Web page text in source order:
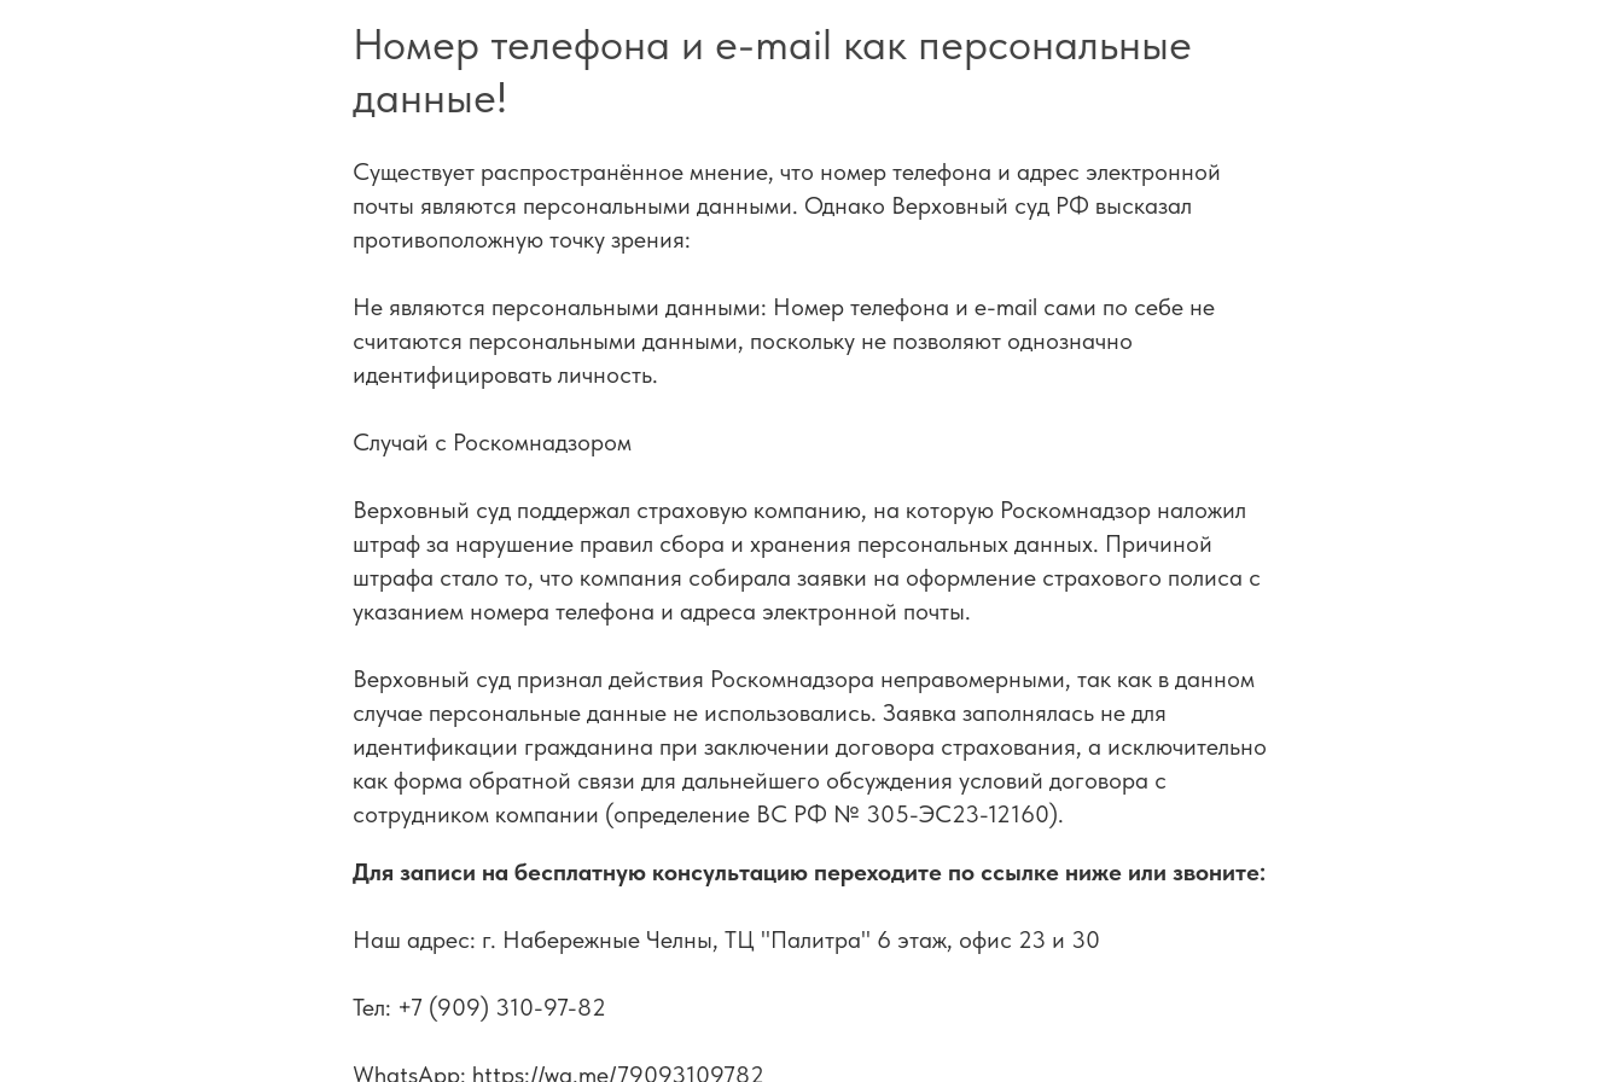
Номер телефона и e-mail как персональные
данные!
Существует распространённое мнение, что номер телефона и адрес электронной
почты являются персональными данными. Однако Верховный суд РФ высказал
противоположную точку зрения:
Не являются персональными данными: Номер телефона и e-mail сами по себе не
считаются персональными данными, поскольку не позволяют однозначно
идентифицировать личность.
Случай с Роскомнадзором
Верховный суд поддержал страховую компанию, на которую Роскомнадзор наложил
штраф за нарушение правил сбора и хранения персональных данных. Причиной
штрафа стало то, что компания собирала заявки на оформление страхового полиса с
указанием номера телефона и адреса электронной почты.
Верховный суд признал действия Роскомнадзора неправомерными, так как в данном
случае персональные данные не использовались. Заявка заполнялась не для
идентификации гражданина при заключении договора страхования, а исключительно
как форма обратной связи для дальнейшего обсуждения условий договора с
сотрудником компании (определение ВС РФ № 305-ЭС23-12160).
Для записи на бесплатную консультацию переходите по ссылке ниже или звоните:
Наш адрес: г. Набережные Челны, ТЦ "Палитра" 6 этаж, офис 23 и 30
Тел: +7 (909) 310-97-82
WhatsApp: https://wa.me/79093109782